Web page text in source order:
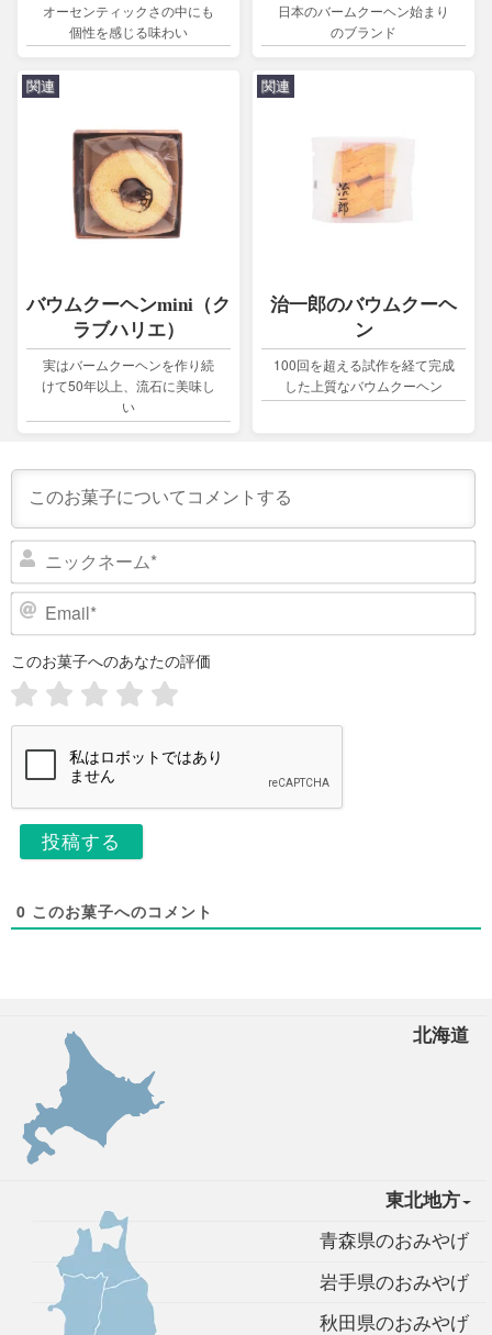
北海道
東北地方
青森県のおみやげ
岩手県のおみやげ
秋田県のおみやげ
オーセンティックさの中にも
個性を感じる味わい
日本のバームクーヘン始まり
のブランド
関連
バウムクーヘンmini（ク
ラブハリエ）
実はバームクーヘンを作り続
けて50年以上、流石に美味し
い
関連
治一郎のバウムクーヘ
ン
100回を超える試作を経て完成
した上質なバウムクーヘン
ニ
ク
E
このお菓子へのあなたの評価
0 このお菓子へのコメント